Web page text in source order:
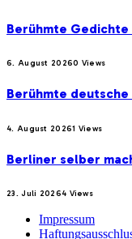
Berühmte
6. August 20260 Views
Berühmte
4. August 20261 Views
Berliner selber
23. Juli 20264 Views
Impressum